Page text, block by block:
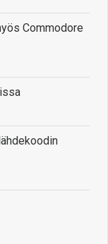
Commodore